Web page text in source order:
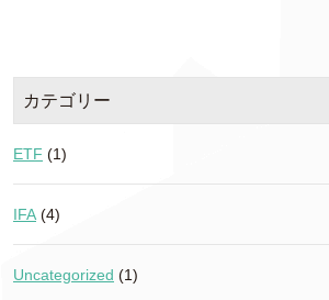
カテゴリー
ETF (1)
IFA (4)
Uncategorized (1)